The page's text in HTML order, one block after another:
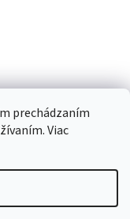
prechádzaním
Viac